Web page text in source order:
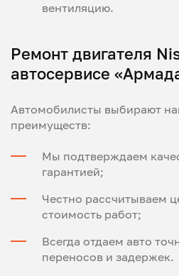
вентиляцию.
Ремонт двигателя
автосервисе
Автомобилисты выбирают
преимуществ:
Мы подтверждаем
гарантией;
Честно рассчитываем
стоимость работ;
Всегда отдаем авто
переносов и задержек.